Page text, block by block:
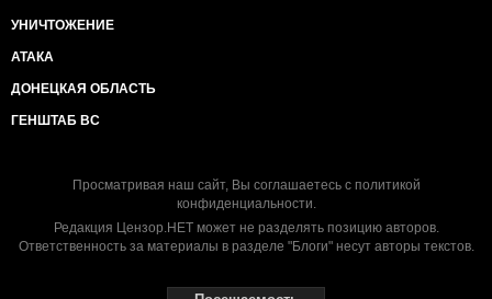
УНИЧТОЖЕНИЕ
АТАКА
ДОНЕЦКАЯ ОБЛАСТЬ
ГЕНШТАБ ВС
Просматривая наш сайт, Вы соглашаетесь с политикой
конфиденциальности.
Редакция Цензор.НЕТ может не разделять позицию авторов.
Ответственность за материалы в разделе "Блоги" несут авторы текстов.